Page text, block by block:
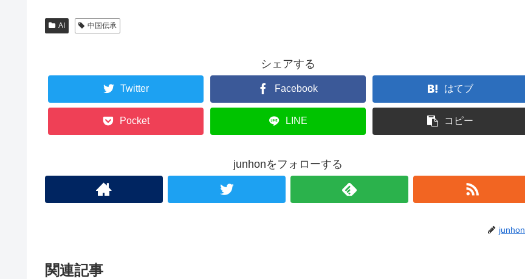
AI 中国伝承
シェアする
Twitter Facebook はてブ
Pocket LINE コピー
junhonをフォローする
junhon
関連記事